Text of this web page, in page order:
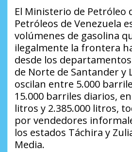
El Ministerio de Petróleo
Petróleos de Venezuela
volúmenes de gasolina
ilegalmente la frontera
desde los
de Norte de Santander y
oscilan entre 5.000
15.000 barriles diarios,
litros y 2.385.000 litros,
por vendedores
los estados Táchira y
Media.